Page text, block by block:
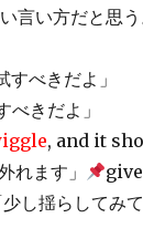
言い方だと思う
すべきだよ」
べきだよ」
, and it
れます」
揺らしてみて